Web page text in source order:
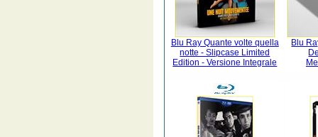
Blu Ray Quante volte quella
notte - Slipcase Limited
Edition - Versione Integrale
Blu